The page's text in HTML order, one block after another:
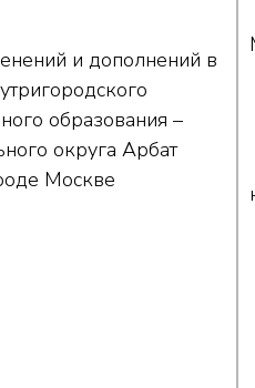
и дополнений в
образования –
округа Арбат
Москве